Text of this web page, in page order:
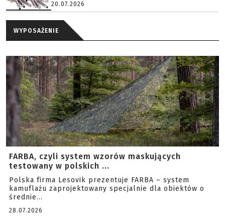
20.07.2026
WYPOSAŻENIE
FARBA, czyli system wzorów maskujących
testowany w polskich ...
Polska firma Lesovik prezentuje FARBA – system
kamuflażu zaprojektowany specjalnie dla obiektów o
średnie...
28.07.2026